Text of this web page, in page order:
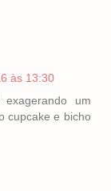
às 13:30
um
cupcake e bicho